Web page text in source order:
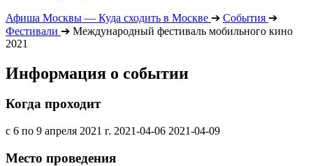
Афиша Москвы — Куда сходить в Москве ➔ События ➔
Фестивали ➔ Международный фестиваль мобильного кино
2021
Информация о событии
Когда проходит
с 6 по 9 апреля 2021 г. 2021-04-06 2021-04-09
Место проведения